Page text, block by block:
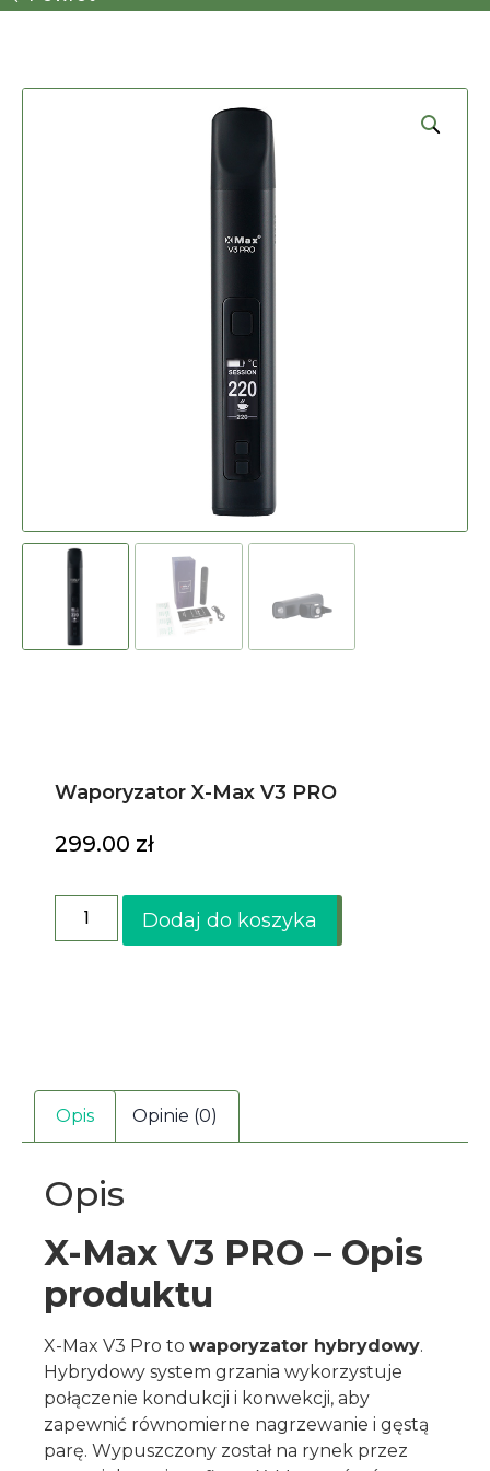
Waporyzator X-Max V3 PRO
299.00 zł
Dodaj do koszyka
Opis Opinie (0)
Opis
X-Max V3 PRO – Opis
produktu
X-Max V3 Pro to waporyzator hybrydowy.
Hybrydowy system grzania wykorzystuje
połączenie kondukcji i konwekcji, aby
zapewnić równomierne nagrzewanie i gęstą
parę. Wypuszczony został na rynek przez